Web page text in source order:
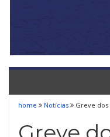
home Notícias Greve dos